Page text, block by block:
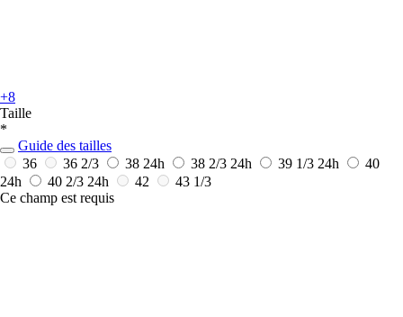
+8
Taille
*
Guide des tailles
36
36 2/3 38 24h 38 2/3 24h 39 1/3 24h
40
24h
40 2/3 24h 42
43 1/3
Ce champ est requis